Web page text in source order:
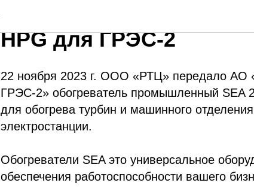
HPG для ГРЭС-2
22 ноября 2023 г. ООО «РТЦ» передало АО
ГРЭС-2» обогреватель промышленный SEA
для обогрева турбин и машинного
электростанции.
Обогреватели SEA это универсальное
обеспечения работоспособности вашего